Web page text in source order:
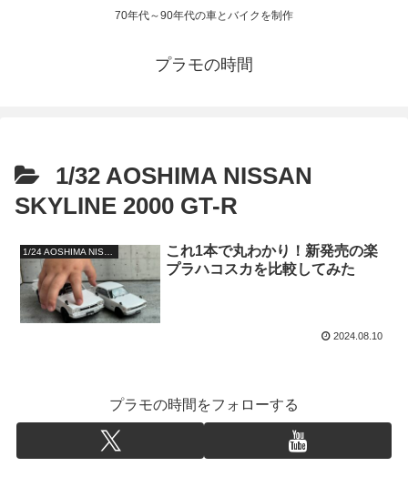
70年代～90年代の車とバイクを制作
プラモの時間
1/32 AOSHIMA NISSAN
SKYLINE 2000 GT-R
これ1本で丸わかり！新発売の楽
プラハコスカを比較してみた
2024.08.10
プラモの時間をフォローする